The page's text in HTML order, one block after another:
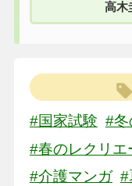
高木
#国家試験 #冬
#春のレクリエ
#介護マンガ #